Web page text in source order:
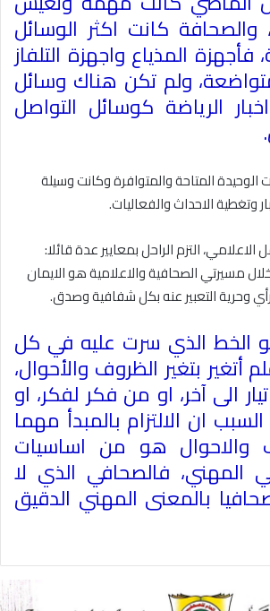
والصحافة كانت اكثر الوسائل
فأجهزة المذياع واجهزة التلفاز
ولم تكن هناك وسائل
الرياضة كوسائل التواصل
.
الوحيدة المتاحة والمتوافرة وكانت وسيلة
وتغطية الاحداث والفعاليات.
التزم الراحل بمعايير عدة قائلا:
مسيرتي الصحافية والاعلامية هو الايمان
وحرية التعبير عنه بكل شفافية وصدق.
الخط الذي سرت عليه في كل
أتغير بتغير الظروف والأحوال،
الى آخر، او من فكر لفكر، او
ان الالتزام بالمبدأ مهما
والاحوال هو من اساسيات
المهني، فالصحافي الذي لا
بالمعنى المهني الدقيق